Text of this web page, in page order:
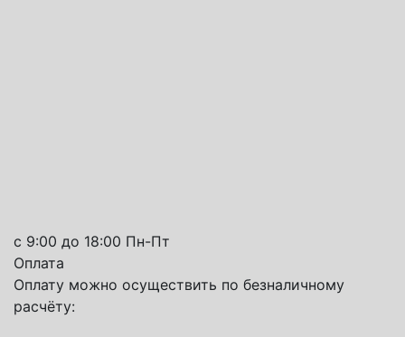
с 9:00 до 18:00 Пн-Пт
Оплата
Оплату можно осуществить по безналичному
расчёту: